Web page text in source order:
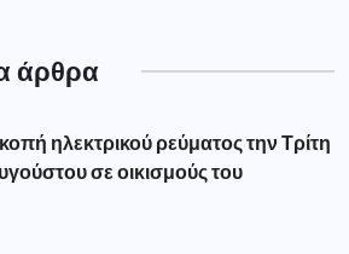
άρθρα
ηλεκτρικού ρεύματος την Τρίτη
σε οικισμούς του